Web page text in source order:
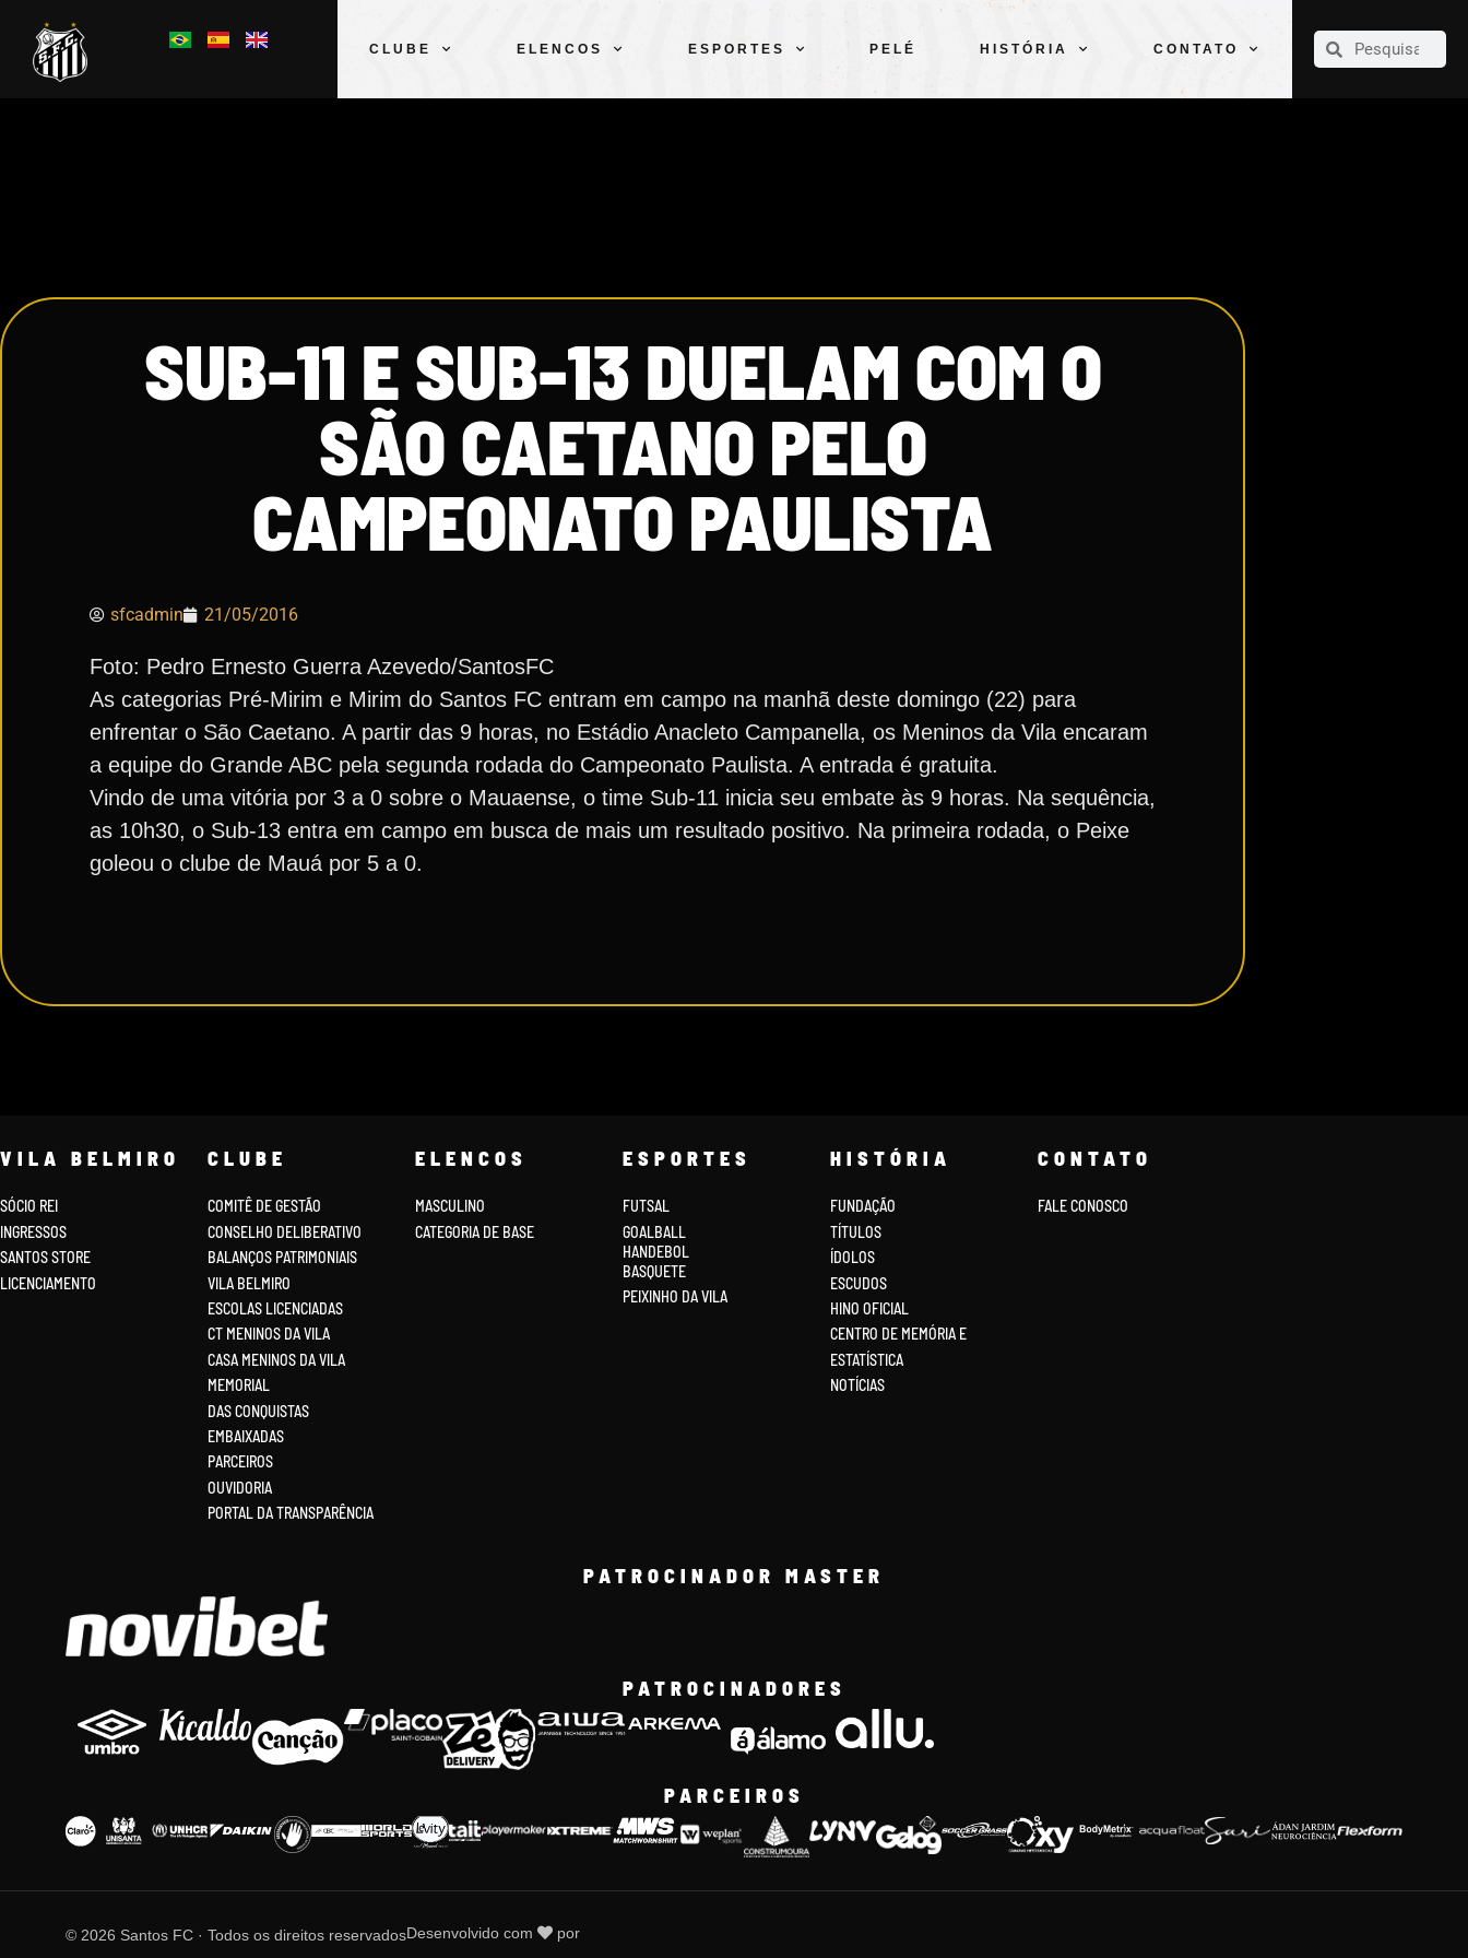
CLUBE ELENCOS ESPORTES PELÉ HISTÓRIA CONTATO
CLUBE
SUB-11 E SUB-13 DUELAM COM O
SÃO CAETANO PELO
CAMPEONATO PAULISTA
sfcadmin 21/05/2016
Foto: Pedro Ernesto Guerra Azevedo/SantosFC
As categorias Pré-Mirim e Mirim do Santos FC entram em campo na manhã deste domingo (22) para
enfrentar o São Caetano. A partir das 9 horas, no Estádio Anacleto Campanella, os Meninos da Vila encaram
a equipe do Grande ABC pela segunda rodada do Campeonato Paulista. A entrada é gratuita.
Vindo de uma vitória por 3 a 0 sobre o Mauaense, o time Sub-11 inicia seu embate às 9 horas. Na sequência,
as 10h30, o Sub-13 entra em campo em busca de mais um resultado positivo. Na primeira rodada, o Peixe
goleou o clube de Mauá por 5 a 0.
VILA BELMIRO
SÓCIO REI
INGRESSOS
SANTOS STORE
LICENCIAMENTO
CLUBE
COMITÊ DE GESTÃO
CONSELHO DELIBERATIVO
BALANÇOS PATRIMONIAIS
VILA BELMIRO
ESCOLAS LICENCIADAS
CT MENINOS DA VILA
CASA MENINOS DA VILA
MEMORIAL
DAS CONQUISTAS
EMBAIXADAS
PARCEIROS
OUVIDORIA
PORTAL DA TRANSPARÊNCIA
ELENCOS
MASCULINO
CATEGORIA DE BASE
ESPORTES
FUTSAL
GOALBALL
HANDEBOL
BASQUETE
PEIXINHO DA VILA
HISTÓRIA
FUNDAÇÃO
TÍTULOS
ÍDOLOS
ESCUDOS
HINO OFICIAL
CENTRO DE MEMÓRIA E
ESTATÍSTICA
NOTÍCIAS
CONTATO
FALE CONOSCO
PATROCINADOR MASTER
PATROCINADORES
PARCEIROS
© 2026 Santos FC · Todos os direitos reservadosDesenvolvido com por